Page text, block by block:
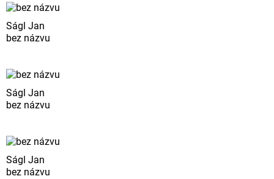
Ságl Jan
bez názvu
Ságl Jan
bez názvu
Ságl Jan
bez názvu